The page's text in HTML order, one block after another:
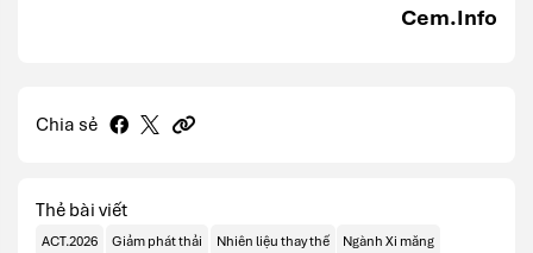
Cem.Info
Chia sẻ
Thẻ bài viết
ACT.2026 Giảm phát thải Nhiên liệu thay thế Ngành Xi măng